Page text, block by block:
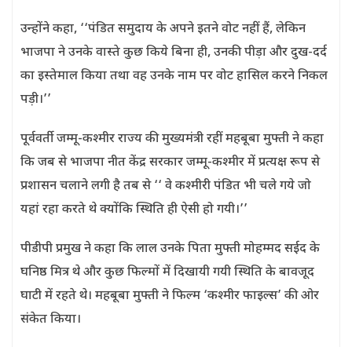
उन्होंने कहा, ‘‘पंडित समुदाय के अपने इतने वोट नहीं हैं, लेकिन
भाजपा ने उनके वास्ते कुछ किये बिना ही, उनकी पीड़ा और दुख-दर्द
का इस्तेमाल किया तथा वह उनके नाम पर वोट हासिल करने निकल
पड़ी।’’
पूर्ववर्ती जम्मू-कश्मीर राज्य की मुख्यमंत्री रहीं महबूबा मुफ्ती ने कहा
कि जब से भाजपा नीत केंद्र सरकार जम्मू-कश्मीर में प्रत्यक्ष रूप से
प्रशासन चलाने लगी है तब से ‘‘ वे कश्मीरी पंडित भी चले गये जो
यहां रहा करते थे क्योंकि स्थिति ही ऐसी हो गयी।’’
पीडीपी प्रमुख ने कहा कि लाल उनके पिता मुफ्ती मोहम्मद सईद के
घनिष्ठ मित्र थे और कुछ फिल्मों में दिखायी गयी स्थिति के बावजूद
घाटी में रहते थे। महबूबा मुफ्ती ने फिल्म ‘कश्मीर फाइल्स’ की ओर
संकेत किया।